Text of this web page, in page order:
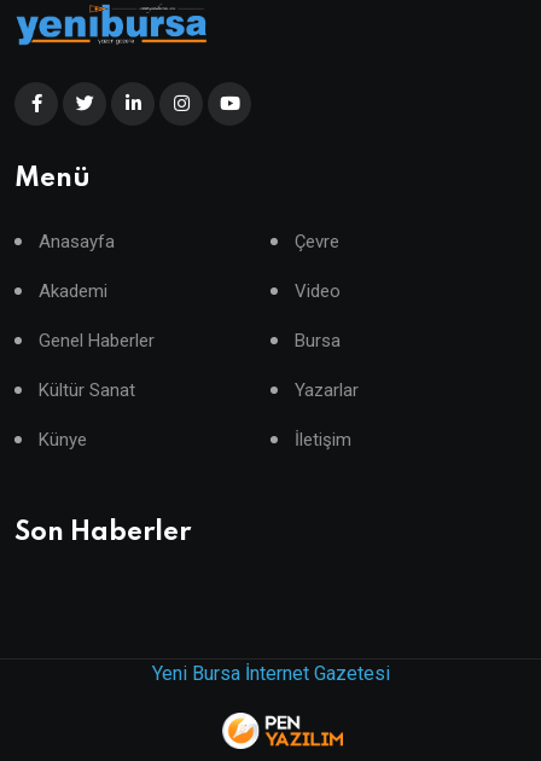
Menü
Anasayfa Çevre
Akademi Video
Genel Haberler Bursa
Kültür Sanat Yazarlar
Künye İletişim
Son Haberler
Yeni Bursa İnternet Gazetesi